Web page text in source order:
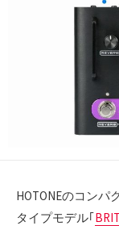
HOTONEのコンパ
タイプモデル｢